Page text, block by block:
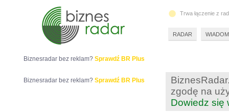
zgodę na
Dowiedz się
Biznesradar bez reklam? Sprawdź BR Plus
Biznesradar bez reklam? Sprawdź BR Plus
Trwa łączenie z
RADAR